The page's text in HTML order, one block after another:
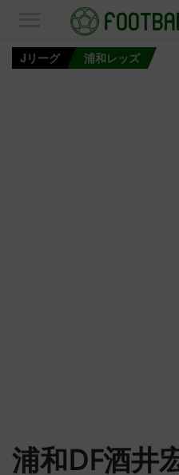
Jリーグ 浦和レッズ
浦和DF酒井